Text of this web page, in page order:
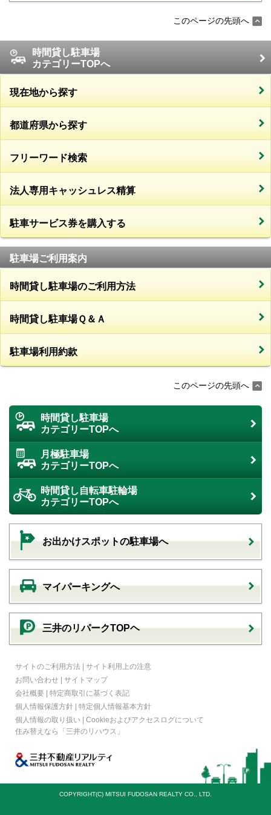
このページの先頭へ
時間貸し駐車場
カテゴリーTOPへ
現在地から探す
都道府県から探す
フリーワード検索
法人専用キャッシュレス精算
駐車サービス券を購入する
駐車場ご利用案内
時間貸し駐車場のご利用方法
時間貸し駐車場Ｑ＆Ａ
駐車場利用約款
このページの先頭へ
時間貸し駐車場
カテゴリーTOPへ
月極駐車場
カテゴリーTOPへ
時間貸し自転車駐輪場
カテゴリーTOPへ
お出かけスポットの駐車場へ
マイパーキングへ
三井のリパークTOPヘ
サイトのご利用方法 | サイト利用上の注意
お問い合わせ | サイトマップ
会社概要 | 特定商取引に基づく表記
個人情報保護方針 | 特定個人情報基本方針
個人情報の取り扱い | Cookieおよびアクセスログについて
住み替えなら
「三井のリハウス」
COPYRIGHT(C) MITSUI FUDOSAN REALTY CO., LTD.